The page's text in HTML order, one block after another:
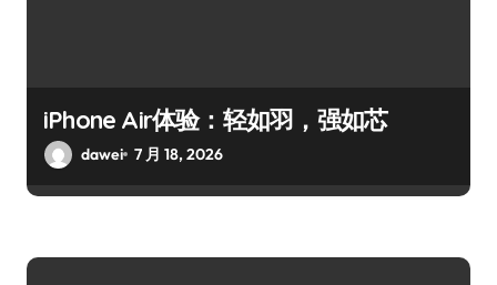
iPhone Air体验：轻如羽，强如芯
dawei 7 月 18, 2026